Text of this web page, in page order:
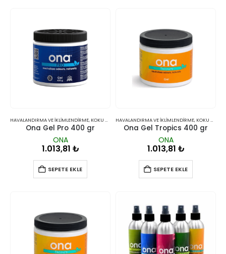
HAVALANDIRMA VE İKLIMLENDIRME, KOKU GIDERICILER
Ona Gel Pro 400 gr
ONA
1.013,81 ₺
SEPETE EKLE
HAVALANDIRMA VE İKLIMLENDIRME, KOKU GIDERICILER
Ona Gel Tropics 400 gr
ONA
1.013,81 ₺
SEPETE EKLE